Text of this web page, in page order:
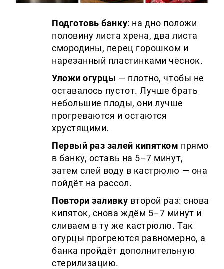
Подготовь банку: на дно положи
половину листа хрена, два листа
смородины, перец горошком и
нарезанный пластинками чеснок.
Уложи огурцы — плотно, чтобы не
оставалось пустот. Лучше брать
небольшие плоды, они лучше
прогреваются и остаются
хрустящими.
Первый раз залей кипятком прямо
в банку, оставь на 5–7 минут,
затем слей воду в кастрюлю — она
пойдёт на рассол.
Повтори заливку второй раз: снова
кипяток, снова ждём 5–7 минут и
сливаем в ту же кастрюлю. Так
огурцы прогреются равномерно, а
банка пройдёт дополнительную
стерилизацию.